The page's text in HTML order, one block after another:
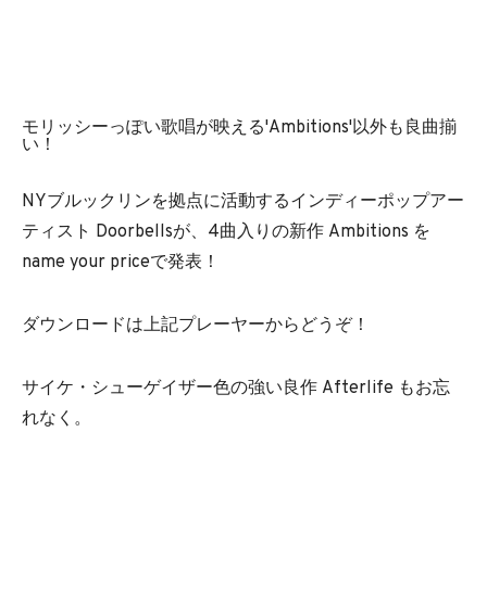
モリッシーっぽい歌唱が映える'Ambitions'以外も良曲揃
い！
NYブルックリンを拠点に活動するインディーポップアー
ティスト Doorbellsが、4曲入りの新作 Ambitions を
name your priceで発表！
ダウンロードは上記プレーヤーからどうぞ！
サイケ・シューゲイザー色の強い良作 Afterlife もお忘
れなく。